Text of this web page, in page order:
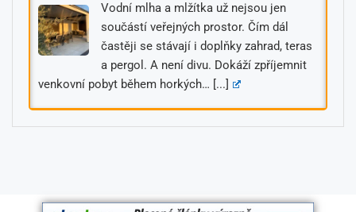
Vodní mlha a mlžítka už nejsou jen
součástí veřejných prostor. Čím dál
častěji se stávají i doplňky zahrad, teras
a pergol. A není divu. Dokáží zpříjemnit
venkovní pobyt během horkých… [...]